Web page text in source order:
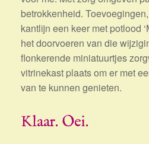
betrokkenheid.
kantlijn een keer met potlood
het doorvoeren van die
flonkerende miniatuurtjes
vitrinekast plaats om er met
van te kunnen genieten.
Klaar. Oei.